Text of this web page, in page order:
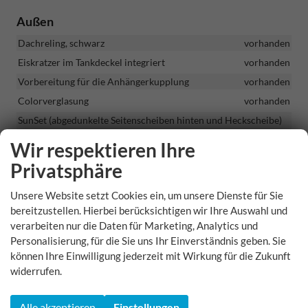
Außen
Dachreling, schwarz
vorhanden
Eiskratzer im Tankdeckel integriert
vorhanden
Vorbereitung für die Anhängerkupplung
vorhanden
Colorverglasung
vorhanden
SunSet (abgedunkelte Seitenscheiben hinten und Heckscheibe)
vorhanden
Dachspoiler in Wagenfarbe
Exterieur Sportline: Sportliche Stoßfänger vorne und hinten,
Einstiegsleisten in Wagenfarbe lackiert
Design-Elemente in Schwarz lackiert: Leisten an den
Seitenfenstern, Dachreling, Außenspiegelkappen, Rahmen
Kühlergrill, Beschriftung am Heck
vorhanden
Räder & Technik
Wir respektieren Ihre
Privatsphäre
Unsere Website setzt Cookies ein, um unsere Dienste für Sie
bereitzustellen. Hierbei berücksichtigen wir Ihre Auswahl und
verarbeiten nur die Daten für Marketing, Analytics und
Personalisierung, für die Sie uns Ihr Einverständnis geben. Sie
können Ihre Einwilligung jederzeit mit Wirkung für die Zukunft
widerrufen.